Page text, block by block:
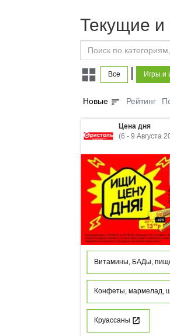
Текущие и
Все | Игры и
Новые sort Рейтинг
Цена дня
(6 - 9 Августа
Витамины, БАДы,
Конфеты, мармелад,
Круассаны